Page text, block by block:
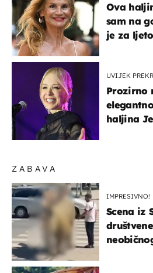
ZABAVA
IMPRESIVNO!
Scena iz
Ova
sam na
je za
UVIJEK
Prozirno
haljina